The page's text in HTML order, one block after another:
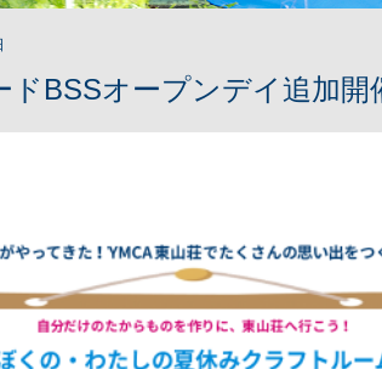
ドBSSオープンデイ追加開